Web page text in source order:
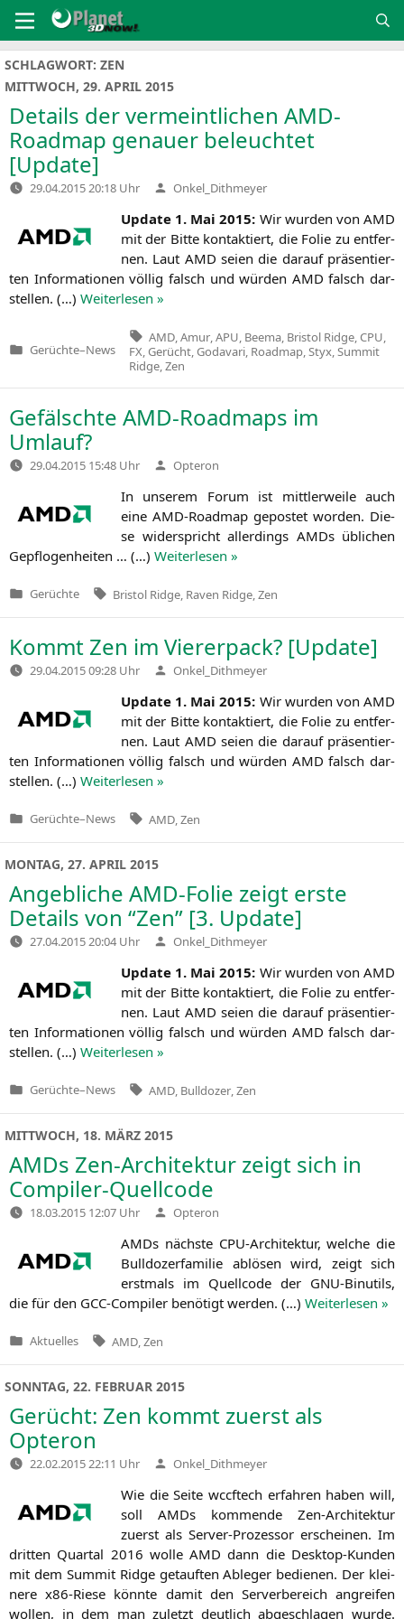
Inhalt
springen
SCHLAGWORT: ZEN
MITTWOCH, 29. APRIL 2015
Details der vermeintlichen AMD-
Roadmap genauer beleuchtet
[Update]
29.04.2015 20:18 Uhr Verfasst
von
Onkel_Dithmeyer
Update 1. Mai 2015: Wir wur­den vonAMD
mit der Bit­te kon­tak­tiert, die Folie zu ent­fer­
nen. Laut AMD sei­en die dar­auf prä­sen­tier­
ten Infor­ma­tio­nen völ­lig falsch und wür­den AMD falsch dar­
stel­len. (…) Wei­ter­le­sen »
Veröffentlicht
Gerüchte–News
Tags:
AMD Amur APU Beema Bristol Ridge CPU
FX Gerücht, Godavari, Roadmap, Styx, Summit
Ridge, Zen
Gefälschte AMD-Roadmaps im
Umlauf?
29.04.2015 15:48 Uhr Verfasst
von
Opteron
In unse­rem Forum ist mitt­ler­wei­le auch
eine AMD-Road­map gepos­tet wor­den. Die­
se wider­spricht aller­dings AMDs übli­chen
Gepflo­gen­hei­ten … (…) Wei­ter­le­sen »
Veröffentlicht
Gerüchte Tags:
Bristol Ridge Raven Ridge Zen
Kommt Zen im Viererpack? [Update]
29.04.2015 09:28 Uhr Verfasst
von
Onkel_Dithmeyer
Update 1. Mai 2015: Wir wur­den vonAMD
mit der Bit­te kon­tak­tiert, die Folie zu ent­fer­
nen. Laut AMD sei­en die dar­auf prä­sen­tier­
ten Infor­ma­tio­nen völ­lig falsch und wür­den AMD falsch dar­
stel­len. (…) Wei­ter­le­sen »
Veröffentlicht
Gerüchte–News Tags:
AMD Zen
MONTAG, 27. APRIL 2015
Angebliche AMD-Folie zeigt erste
Details von “Zen” [3. Update]
27.04.2015 20:04 Uhr Verfasst
von
Onkel_Dithmeyer
Update 1. Mai 2015: Wir wur­den vonAMD
mit der Bit­te kon­tak­tiert, die Folie zu ent­fer­
nen. Laut AMD sei­en die dar­auf prä­sen­tier­
ten Infor­ma­tio­nen völ­lig falsch und wür­den AMD falsch dar­
stel­len. (…) Wei­ter­le­sen »
Veröffentlicht
Gerüchte–News Tags:
AMD Bulldozer Zen
MITTWOCH, 18. MÄRZ 2015
AMDs Zen-Architektur zeigt sich in
Compiler-Quellcode
18.03.2015 12:07 Uhr Verfasst
von
Opteron
AMDs nächs­te CPU-Archi­tek­tur, wel­che die
Bull­do­zer­fa­mi­lie ablö­sen wird, zeigt sich
erst­mals im Quell­code der GNU-Binu­tils,
die für den GCC-Com­pi­ler benö­tigt wer­den. (…) Wei­ter­le­sen »
Veröffentlicht
Aktuelles Tags:
AMD Zen
SONNTAG, 22. FEBRUAR 2015
Gerücht: Zen kommt zuerst als
Opteron
22.02.2015 22:11 Uhr Verfasst
von
Onkel_Dithmeyer
Wie die Sei­te wccf­tech erfah­ren haben will,
soll AMDs kom­men­de Zen-Archi­tek­tur
zuerst als Ser­ver-Pro­zes­sor erschei­nen. Im
drit­ten Quar­tal 2016 wol­leAMD dann die Desk­top-Kun­den
mit dem Sum­mit Ridge getauf­ten Able­ger bedie­nen. Der klei­
ne­re x86-Rie­se könn­te damit den Ser­ver­be­reich angrei­fen
wol­len, in dem man zuletzt deut­lich abge­schla­gen wur­de.